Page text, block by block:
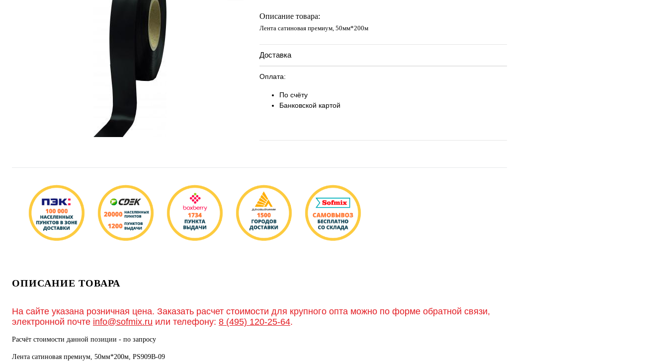
Запросить цену
Описание товара:
Лента сатиновая премиум, 50мм*200м
Доставка
Оплата:
По счёту
Банковской картой
ОПИСАНИЕ ТОВАРА
На сайте указана розничная цена. Заказать расчет стоимости для крупного опта можно по форме обратной связи,
электронной почте info@sofmix.ru или телефону: 8 (495) 120-25-64.
Расчёт стоимости данной позиции - по запросу
Лента сатиновая премиум, 50мм*200м, PS909В-09